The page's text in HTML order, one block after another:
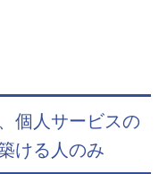
個人サービスの
ける人のみ